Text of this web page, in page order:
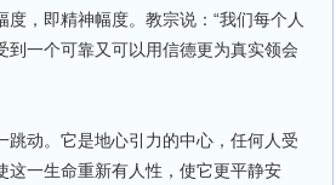
，即精神幅度。教宗说：“我们每个人
一个可靠又可以用信德更为真实领会
动。它是地心引力的中心，任何人受
这一生命重新有人性，使它更平静安